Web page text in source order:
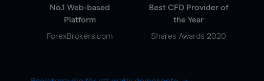
No.1 Web-based
Platform
ForexBrokers.com
Best CFD Provider of
the Year
Shares Awards 2020